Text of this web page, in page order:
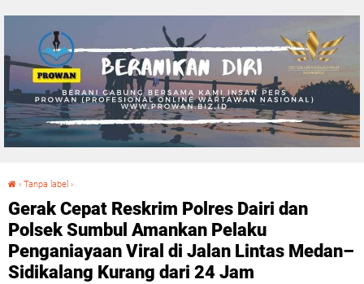
› Tanpa label ›
Gerak Cepat Reskrim Polres Dairi dan
Polsek Sumbul Amankan Pelaku
Penganiayaan Viral di Jalan Lintas Medan–
Sidikalang Kurang dari 24 Jam